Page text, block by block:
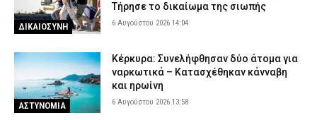
ΔΙΚΑΙΟΣΥΝΗ
Τήρησε το δικαίωμα της σιωπής
6 Αυγούστου 2026 14:04
ΑΣΤΥΝΟΜΙΑ
Κέρκυρα: Συνελήφθησαν δύο άτομα για
ναρκωτικά – Κατασχέθηκαν κάνναβη
και ηρωίνη
6 Αυγούστου 2026 13:58